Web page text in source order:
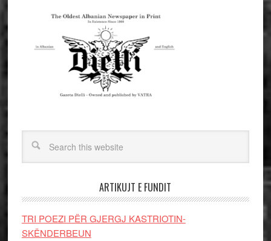
ARTIKUJT E FUNDIT
TRI POEZI PËR GJERGJ KASTRIOTIN-
SKËNDERBEUN